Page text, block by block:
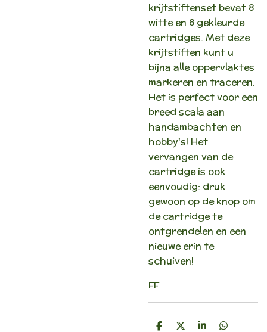
krijtstiftenset bevat 8
witte en 8 gekleurde
cartridges. Met deze
krijtstiften kunt u
bijna alle oppervlaktes
markeren en traceren.
Het is perfect voor een
breed scala aan
handambachten en
hobby's! Het
vervangen van de
cartridge is ook
eenvoudig: druk
gewoon op de knop om
de cartridge te
ontgrendelen en een
nieuwe erin te
schuiven!
FF
D D S D